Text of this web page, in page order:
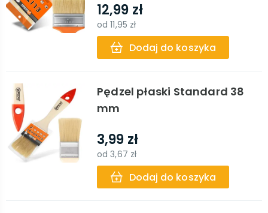
12,99 zł
od11,95 zł
Dodaj do koszyka
Pędzel płaski Standard 38
mm
3,99 zł
od3,67 zł
Dodaj do koszyka